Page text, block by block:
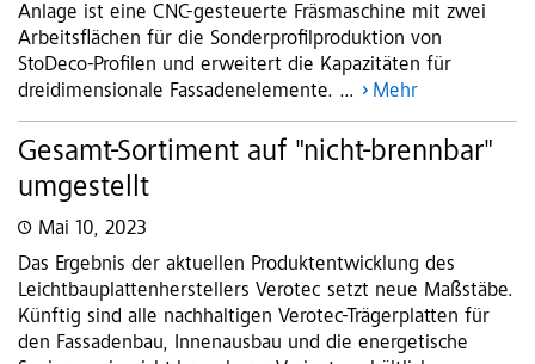
Anlage ist eine CNC-gesteuerte Fräsmaschine mit zwei
Arbeitsflächen für die Sonderprofilproduktion von
StoDeco-Profilen und erweitert die Kapazitäten für
dreidimensionale Fassadenelemente. ...
Mehr
Gesamt-Sortiment auf "nicht-brennbar"
umgestellt
Mai 10, 2023
Das Ergebnis der aktuellen Produktentwicklung des
Leichtbauplattenherstellers Verotec setzt neue Maßstäbe.
Künftig sind alle nachhaltigen Verotec-Trägerplatten für
den Fassadenbau, Innenausbau und die energetische